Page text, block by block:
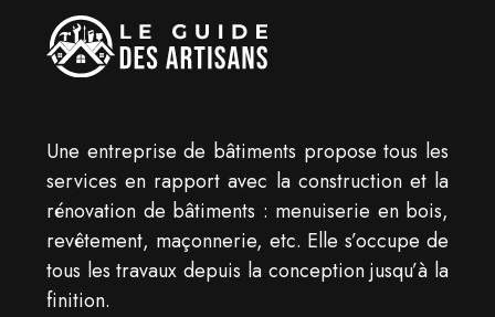
Une entreprise de bâtiments propose tous les
services en rapport avec la construction et la
rénovation de bâtiments : menuiserie en bois,
revêtement, maçonnerie, etc. Elle s’occupe de
tous les travaux depuis la conception jusqu’à la
finition.